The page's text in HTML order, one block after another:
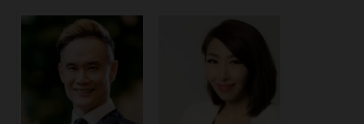
世界 问：对于还没读过这本书的读者来说，《Once Upon a
Balance Sheet》讲的是什么？它与市面上其他财务书籍有什
么不同？ 答： 这本书让财务变成你终于能“理解”的东西。 大
多数人不是因为财务本身难而学不会，而是因为它一直被教得
很难。 所以我没有写一本新的技术类书籍，而是创造了一